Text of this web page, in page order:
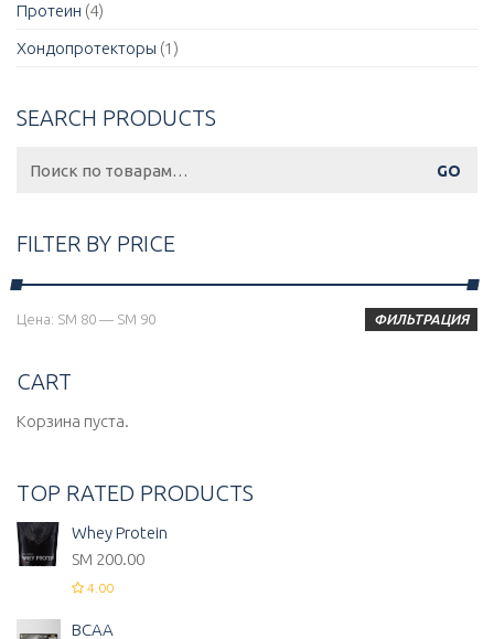
Протеин (4)
Хондопротекторы (1)
SEARCH PRODUCTS
FILTER BY PRICE
Минимальная
Максимальная
ФИЛЬТРАЦИЯ
Цена: ЅМ 80 — ЅМ 90
CART
Корзина пуста.
TOP RATED PRODUCTS
Whey Protein
ЅМ 200.00
4.00
BCAA